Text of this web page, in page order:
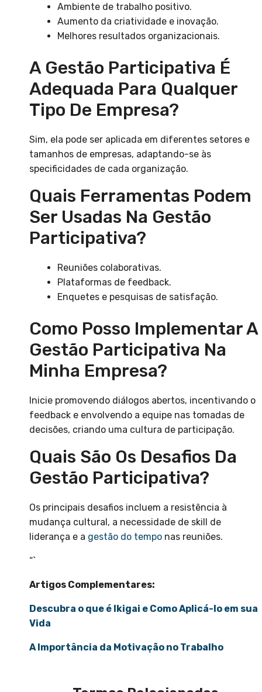
Ambiente de trabalho positivo.
Aumento da criatividade e inovação.
Melhores resultados organizacionais.
A Gestão Participativa É
Adequada Para Qualquer
Tipo De Empresa?
Sim, ela pode ser aplicada em diferentes setores e
tamanhos de empresas, adaptando-se às
specificidades de cada organização.
Quais Ferramentas Podem
Ser Usadas Na Gestão
Participativa?
Reuniões colaborativas.
Plataformas de feedback.
Enquetes e pesquisas de satisfação.
Como Posso Implementar A
Gestão Participativa Na
Minha Empresa?
Inicie promovendo diálogos abertos, incentivando o
feedback e envolvendo a equipe nas tomadas de
decisões, criando uma cultura de participação.
Quais São Os Desafios Da
Gestão Participativa?
Os principais desafios incluem a resistência à
mudança cultural, a necessidade de skill de
liderança e a gestão do tempo nas reuniões.
“`
Artigos Complementares:
Descubra o que é Ikigai e Como Aplicá-lo em sua
Vida
A Importância da Motivação no Trabalho